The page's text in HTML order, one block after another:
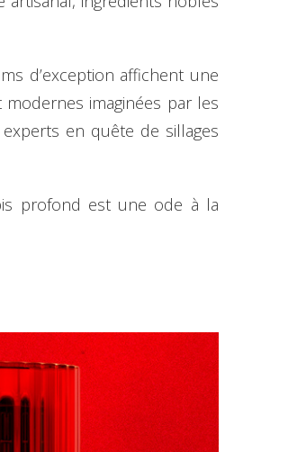
d’exception affichent une
imaginées par les
en quête de sillages
profond est une ode à la